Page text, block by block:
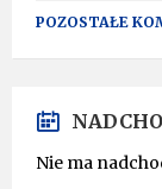
POZOSTAŁE
Nie ma